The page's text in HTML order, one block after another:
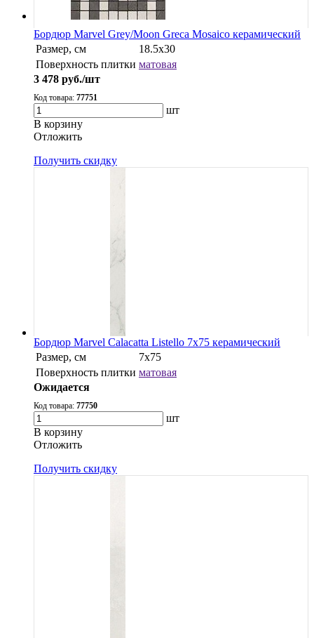
Бордюр Marvel Grey/Moon Greca Mosaico керамический
Размер, см
18.5x30
Поверхность плитки матовая
3 478 руб./шт
Код товара: 77751
шт
В корзину
Oтложить
Получить скидку
Бордюр Marvel Calacatta Listello 7x75 керамический
Размер, см
7x75
Поверхность плитки матовая
Ожидается
Код товара: 77750
шт
В корзину
Oтложить
Получить скидку